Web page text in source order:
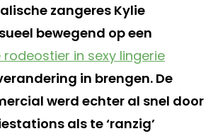
zangeres Kylie
bewegend op een
in sexy lingerie
in brengen. De
werd echter al snel door
als te ‘ranzig’